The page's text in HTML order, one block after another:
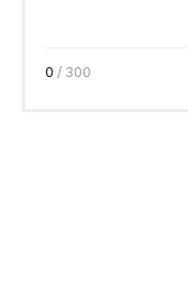
0 / 300